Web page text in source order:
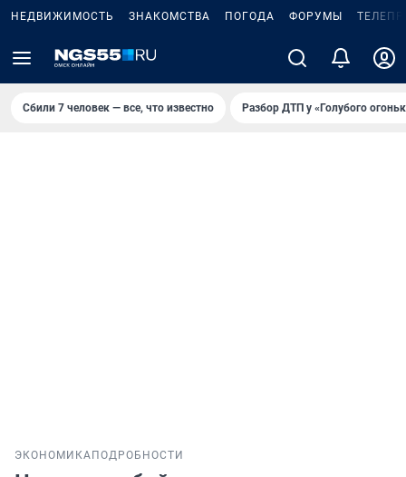
НЕДВИЖИМОСТЬ ЗНАКОМСТВА ПОГОДА ФОРУМЫ
Сбили 7 человек — все, что известно Разбор ДТП у «Голубого
ЭКОНОМИКА ПОДРОБНОСТИ